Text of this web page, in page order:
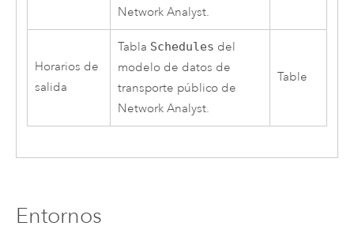
Network Analyst.
Horarios de
salida
Tabla Schedules del
modelo de datos de
transporte público de
Network Analyst.
Table
Entornos